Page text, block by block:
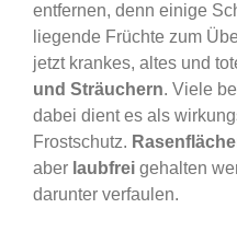
entfernen, denn einige
liegende Früchte zum
jetzt krankes, altes und
und Sträuchern. Viele
dabei dient es als
Frostschutz.
aber laubfrei gehalten
darunter verfaulen.